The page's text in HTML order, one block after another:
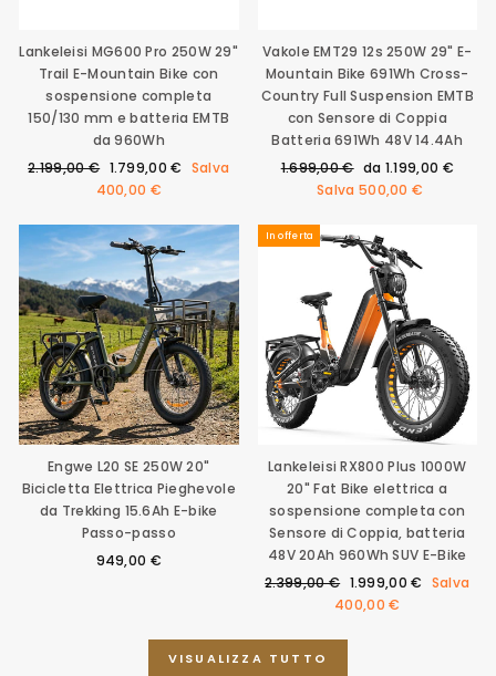
Lankeleisi MG600 Pro 250W 29"
Trail E-Mountain Bike con
sospensione completa
150/130 mm e batteria EMTB
da 960Wh
Prezzo
2.199,00 € Prezzo
scontato
1.799,00 € Salva
400,00 €
Vakole EMT29 12s 250W 29" E-
Mountain Bike 691Wh Cross-
Country Full Suspension EMTB
con Sensore di Coppia
Batteria 691Wh 48V 14.4Ah
Prezzo
1.699,00 € Prezzo
scontato
da 1.199,00 €
Salva 500,00 €
Engwe L20 SE 250W 20"
Bicicletta Elettrica Pieghevole
da Trekking 15.6Ah E-bike
Passo-passo
949,00 €
In offerta
Lankeleisi RX800 Plus 1000W
20" Fat Bike elettrica a
sospensione completa con
Sensore di Coppia, batteria
48V 20Ah 960Wh SUV E-Bike
Prezzo
2.399,00 € Prezzo
scontato
1.999,00 € Salva
400,00 €
VISUALIZZA TUTTO